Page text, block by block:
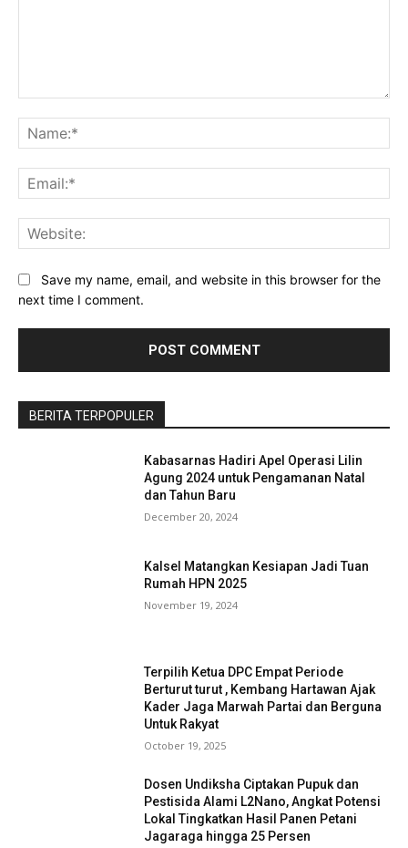
Baca Juga : Jalan Gatot Subroto-Pahlawan
Jebol, Pemkab Tabanan Pasang Rambu dan
Siapkan Anggaran Infrastruktur Rp26,35 Miliar
Save my name, email, and website in this browser for the
next time I comment.
BERITA TERPOPULER
Kabasarnas Hadiri Apel Operasi Lilin
Agung 2024 untuk Pengamanan Natal
dan Tahun Baru
December 20, 2024
Kalsel Matangkan Kesiapan Jadi Tuan
Rumah HPN 2025
November 19, 2024
Terpilih Ketua DPC Empat Periode
Berturut turut , Kembang Hartawan Ajak
Kader Jaga Marwah Partai dan Berguna
Untuk Rakyat
October 19, 2025
Dosen Undiksha Ciptakan Pupuk dan
Pestisida Alami L2Nano, Angkat Potensi
Lokal Tingkatkan Hasil Panen Petani
Jagaraga hingga 25 Persen